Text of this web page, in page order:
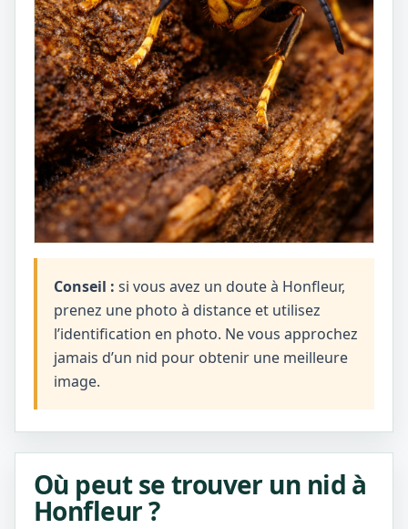
Conseil : si vous avez un doute à Honfleur,
prenez une photo à distance et utilisez
l’identification en photo. Ne vous approchez
jamais d’un nid pour obtenir une meilleure
image.
Où peut se trouver un nid à
Honfleur ?